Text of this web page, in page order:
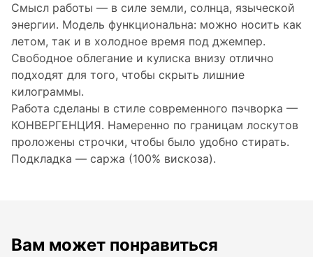
Смысл работы — в силе земли, солнца, языческой
энергии. Модель функциональна: можно носить как
летом, так и в холодное время под джемпер.
Свободное облегание и кулиска внизу отлично
подходят для того, чтобы скрыть лишние
килограммы.
Работа сделаны в стиле современного пэчворка —
КОНВЕРГЕНЦИЯ. Намеренно по границам лоскутов
проложены строчки, чтобы было удобно стирать.
Подкладка — саржа (100% вискоза).
Вам может понравиться